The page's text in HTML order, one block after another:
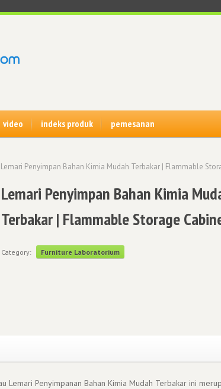
video indeks produk pemesanan
Penyimpan Bahan Kimia Mudah Terbakar | Flammable
Lemari Penyimpan Bahan Kimia
Terbakar | Flammable Storage
Category: Furniture Laboratorium
Lemari Penyimpanan Bahan Kimia Mudah Terbakar ini